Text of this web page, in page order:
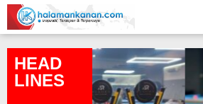
Skip
to
content
HEAD
LINES